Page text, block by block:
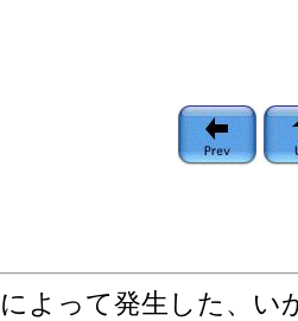
よって発生した、